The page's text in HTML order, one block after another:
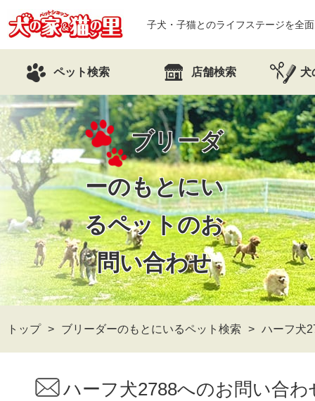
子犬・子猫とのライフステージを全
ペット検索 店舗検索 犬
ブリーダ
ーのもとにい
るペットのお
問い合わせ
トップ ブリーダーのもとにいるペット検索 ハーフ犬
ハーフ犬2788へのお問い合